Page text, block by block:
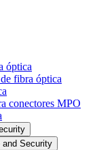
óptica
fibra óptica
conectores MPO
and Security